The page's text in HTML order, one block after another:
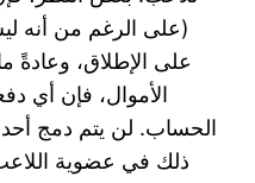
(على الرغم من أنه
على الإطلاق، وعادةً
الأموال، فإن أي
الحساب. لن يتم دمج
ذلك في عضوية